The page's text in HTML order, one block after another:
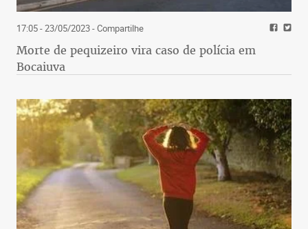
17:05 - 23/05/2023- Compartilhe
Morte de pequizeiro vira caso de polícia em
Bocaiuva